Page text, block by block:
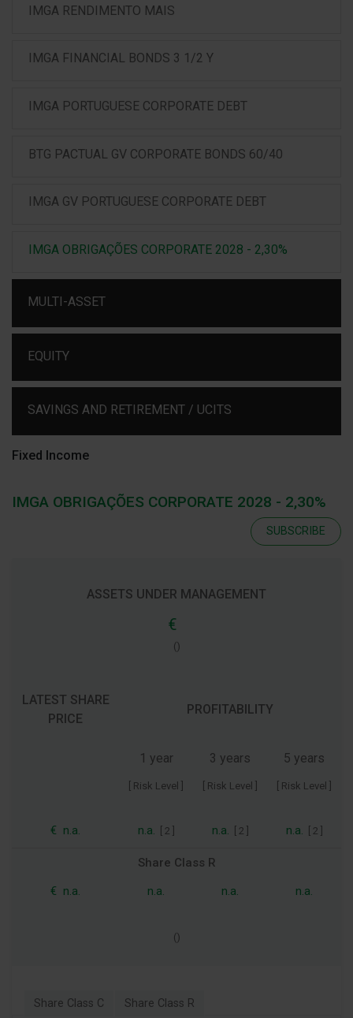
IMGA RENDIMENTO MAIS
IMGA FINANCIAL BONDS 3 1/2 Y
IMGA PORTUGUESE CORPORATE DEBT
BTG PACTUAL GV CORPORATE BONDS 60/40
IMGA GV PORTUGUESE CORPORATE DEBT
IMGA OBRIGAÇÕES CORPORATE 2028 - 2,30%
MULTI-ASSET
EQUITY
SAVINGS AND RETIREMENT / UCITS
Fixed Income
IMGA OBRIGAÇÕES CORPORATE 2028 - 2,30%
SUBSCRIBE
ASSETS UNDER MANAGEMENT
€
()
LATEST SHARE
PRICE
PROFITABILITY
1 year
[ Risk Level ]
3 years
[ Risk Level ]
5 years
[ Risk Level ]
€ n.a. n.a. 2 n.a. 2 n.a. 2
Share Class R
€ n.a. n.a. n.a. n.a.
()
Share Class C Share Class R